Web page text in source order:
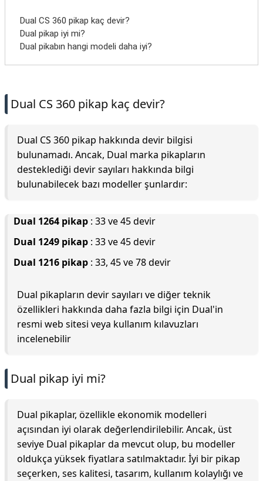
Dual CS 360 pikap kaç devir?
Dual pikap iyi mi?
Dual pikabın hangi modeli daha iyi?
Dual CS 360 pikap kaç devir?
Dual CS 360 pikap hakkında devir bilgisi
bulunamadı. Ancak, Dual marka pikapların
desteklediği devir sayıları hakkında bilgi
bulunabilecek bazı modeller şunlardır:
Dual 1264 pikap : 33 ve 45 devir
Dual 1249 pikap : 33 ve 45 devir
Dual 1216 pikap : 33, 45 ve 78 devir
Dual pikapların devir sayıları ve diğer teknik
özellikleri hakkında daha fazla bilgi için Dual'in
resmi web sitesi veya kullanım kılavuzları
incelenebilir
Dual pikap iyi mi?
Dual pikaplar, özellikle ekonomik modelleri
açısından iyi olarak değerlendirilebilir. Ancak, üst
seviye Dual pikaplar da mevcut olup, bu modeller
oldukça yüksek fiyatlara satılmaktadır. İyi bir pikap
seçerken, ses kalitesi, tasarım, kullanım kolaylığı ve